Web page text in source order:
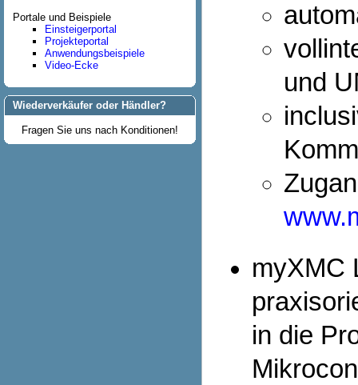
Portale und Beispiele
Einsteigerportal
Projekteportal
Anwendungsbeispiele
Video-Ecke
Wiederverkäufer oder Händler?
Fragen Sie uns nach Konditionen!
und
myXMC
in die